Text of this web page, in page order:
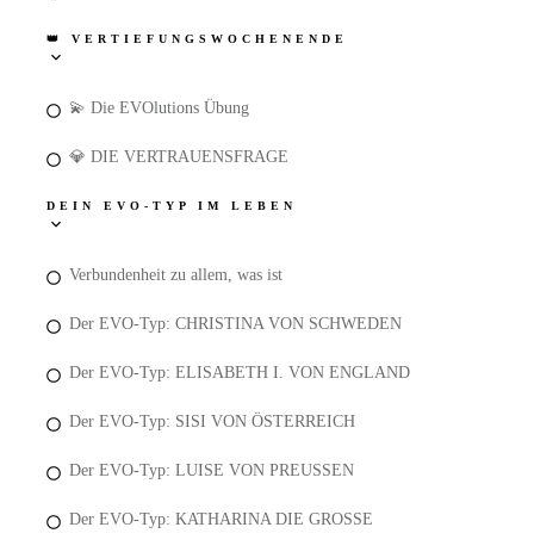
👑 VERTIEFUNGSWOCHENENDE
💫 Die EVOlutions Übung
💎 DIE VERTRAUENSFRAGE
DEIN EVO-TYP IM LEBEN
Verbundenheit zu allem, was ist
Der EVO-Typ: CHRISTINA VON SCHWEDEN
Der EVO-Typ: ELISABETH I. VON ENGLAND
Der EVO-Typ: SISI VON ÖSTERREICH
Der EVO-Typ: LUISE VON PREUSSEN
Der EVO-Typ: KATHARINA DIE GROSSE